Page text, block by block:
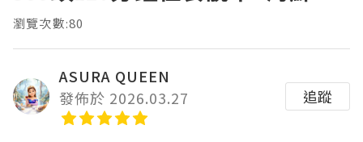
瀏覽次數:80
ASURA QUEEN
發佈於 2026.03.27
追蹤